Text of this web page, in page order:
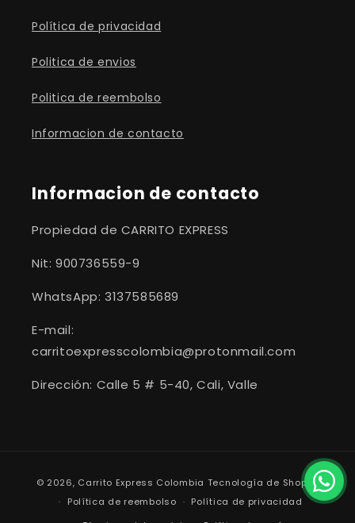
Política de privacidad
Politica de envios
Politica de reembolso
Informacion de contacto
Informacion de contacto
Propiedad de CARRITO EXPRESS
Nit: 900736559-9
WhatsApp: 3137585689
E-mail:
carritoexpresscolombia@protonmail.com
Dirección: Calle 5 # 5-40, Cali, Valle
de
© 2026, Carrito Express Colombia Tecnología de Shopify
Política de reembolso
Política de privacidad